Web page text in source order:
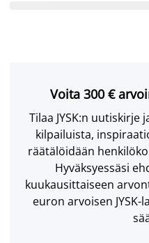
Voita 300 €
Tilaa JYSK:n
kilpailuista,
räätälöidään
Hyväksyessäsi
kuukausittaiseen
euron arvoisen